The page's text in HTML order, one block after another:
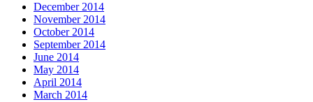
December 2014
November 2014
October 2014
September 2014
June 2014
May 2014
April 2014
March 2014